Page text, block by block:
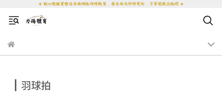
羽球拍